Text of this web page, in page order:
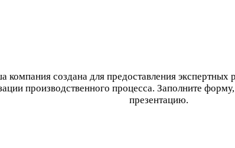
компания создана для предоставления экспертных
производственного процесса. Заполните
презентацию.